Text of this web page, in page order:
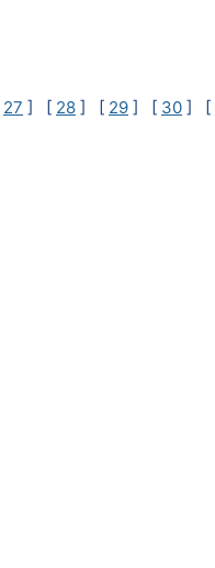
27 ] [ 28 ] [ 29 ] [ 30 ] [